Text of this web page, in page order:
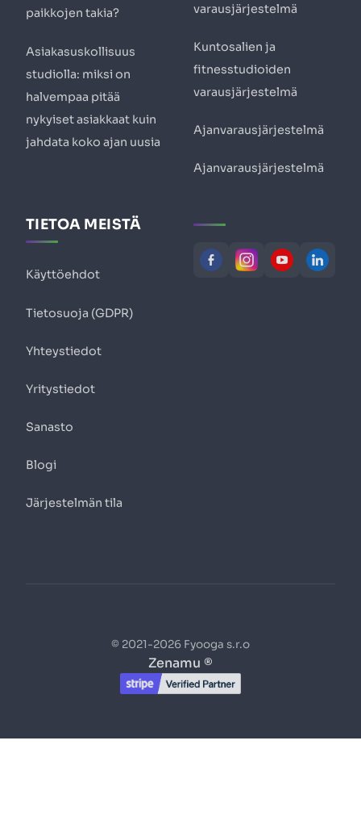
paikkojen takia?
Asiakasuskollisuus
studiolla: miksi on
halvempaa pitää
nykyiset asiakkaat kuin
jahdata koko ajan uusia
varausjärjestelmä
Kuntosalien ja
fitnesstudioiden
varausjärjestelmä
Ajanvarausjärjestelmä
Ajanvarausjärjestelmä
TIETOA MEISTÄ
Käyttöehdot
Tietosuoja (GDPR)
Yhteystiedot
Yritystiedot
Sanasto
Blogi
Järjestelmän tila
© 2021-2026 Fyooga s.r.o
Zenamu ®